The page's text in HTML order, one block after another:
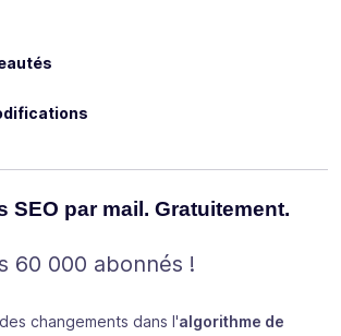
SEO par mail. Gratuitement.
60 000 abonnés !
changements dans l'algorithme de